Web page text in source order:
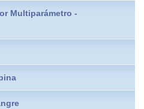
Multiparámetro -